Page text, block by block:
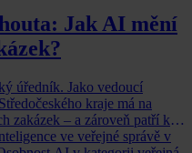
Jak AI mění
úředník. Jako vedoucí
kraje má na
zakázek – a zároveň patří k
ve veřejné správě v